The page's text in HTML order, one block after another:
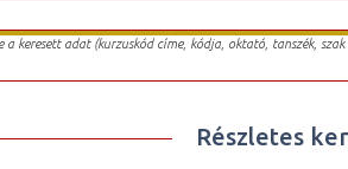
a keresett adat (kurzuskód címe, kódja, oktató, tanszék,
Részletes